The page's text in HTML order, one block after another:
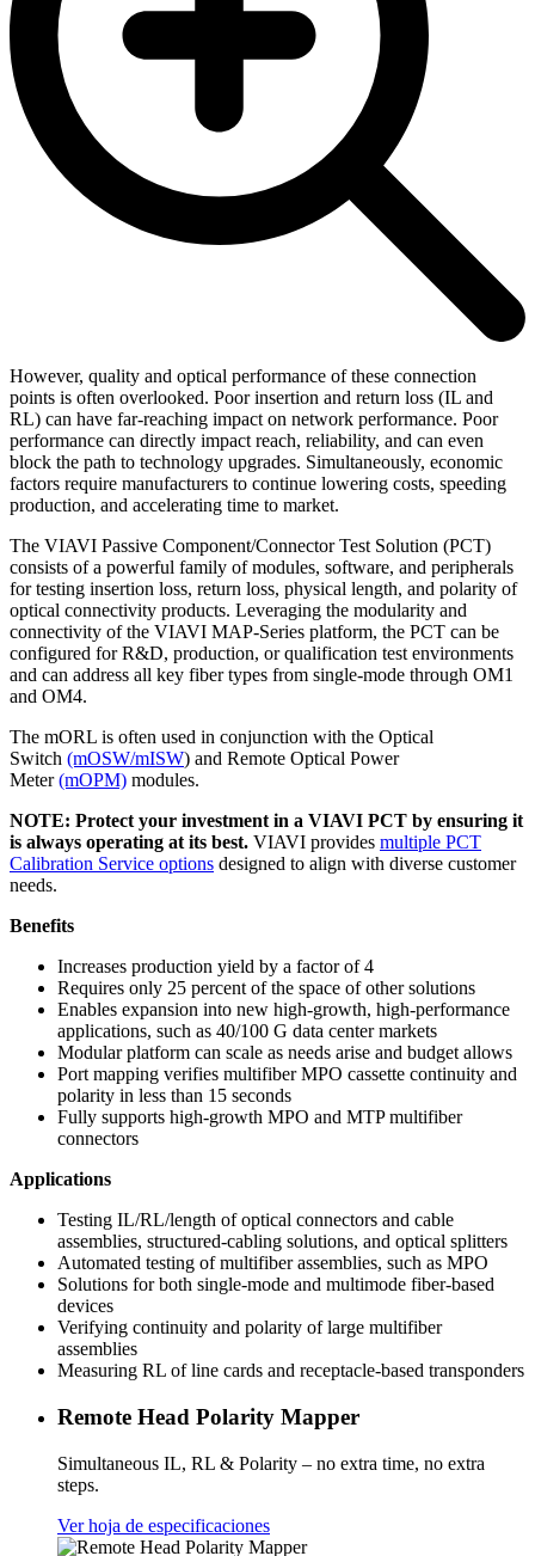
However, quality and optical performance of these connection
points is often overlooked. Poor insertion and return loss (IL and
RL) can have far-reaching impact on network performance. Poor
performance can directly impact reach, reliability, and can even
block the path to technology upgrades. Simultaneously, economic
factors require manufacturers to continue lowering costs, speeding
production, and accelerating time to market.
The VIAVI Passive Component/Connector Test Solution (PCT)
consists of a powerful family of modules, software, and peripherals
for testing insertion loss, return loss, physical length, and polarity of
optical connectivity products. Leveraging the modularity and
connectivity of the VIAVI MAP-Series platform, the PCT can be
configured for R&D, production, or qualification test environments
and can address all key fiber types from single-mode through OM1
and OM4.
The mORL is often used in conjunction with the Optical
Switch (mOSW/mISW) and Remote Optical Power
Meter(mOPM) modules.
NOTE: Protect your investment in a VIAVI PCT by ensuring it
is always operating at its best. VIAVI provides multiple PCT
Calibration Service options designed to align with diverse customer
needs.
Benefits
Increases production yield by a factor of 4
Requires only 25 percent of the space of other solutions
Enables expansion into new high-growth, high-performance
applications, such as 40/100 G data center markets
Modular platform can scale as needs arise and budget allows
Port mapping verifies multifiber MPO cassette continuity and
polarity in less than 15 seconds
Fully supports high-growth MPO and MTP multifiber
connectors
Applications
Testing IL/RL/length of optical connectors and cable
assemblies, structured-cabling solutions, and optical splitters
Automated testing of multifiber assemblies, such as MPO
Solutions for both single-mode and multimode fiber-based
devices
Verifying continuity and polarity of large multifiber
assemblies
Measuring RL of line cards and receptacle-based transponders
Remote Head Polarity Mapper
Simultaneous IL, RL & Polarity – no extra time, no extra
steps.
Ver hoja de especificaciones